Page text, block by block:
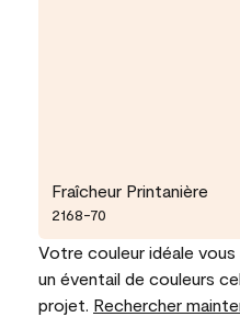
Fraîcheur Printanière
2168-70
Votre couleur idéale
un éventail de couleurs
projet. Rechercher